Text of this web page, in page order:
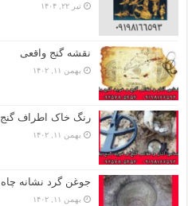
تیر ۲۲, ۱۴۰۴
نقشه گنج واقعی
بهمن ۱۱, ۱۴۰۲
رنگ خاک اطراف گنج
بهمن ۱۱, ۱۴۰۲
جوغن گرد نشانه چاه
بهمن ۱۱, ۱۴۰۲